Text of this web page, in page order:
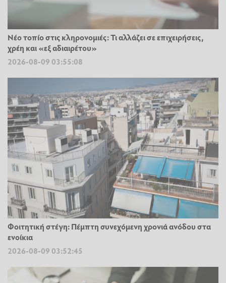
Νέο τοπίο στις κληρονομιές: Τι αλλάζει σε επιχειρήσεις,
χρέη και «εξ αδιαιρέτου»
2026-08-09 03:55:08
Φοιτητική στέγη: Πέμπτη συνεχόμενη χρονιά ανόδου στα
ενοίκια
2026-08-09 03:52:45